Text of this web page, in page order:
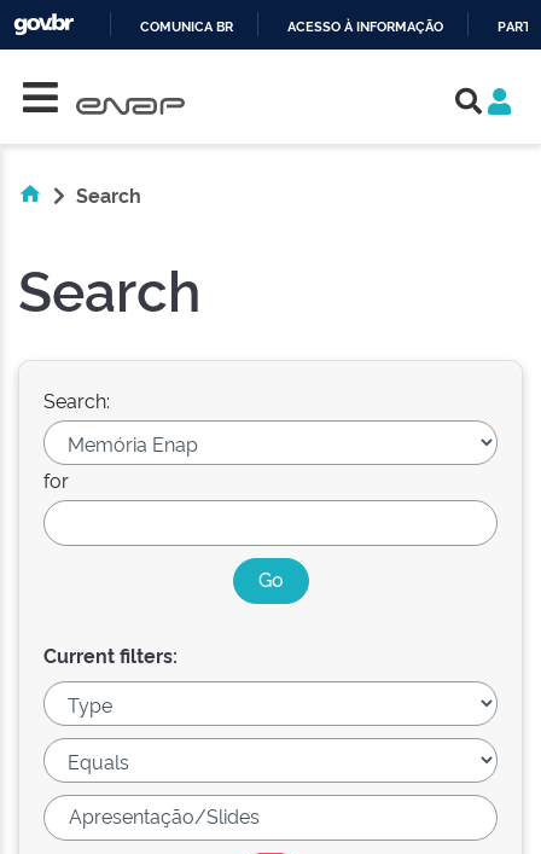
COMUNICA BR ACESSO À INFORMAÇÃO
Search
Search
Search:
for
Current filters: